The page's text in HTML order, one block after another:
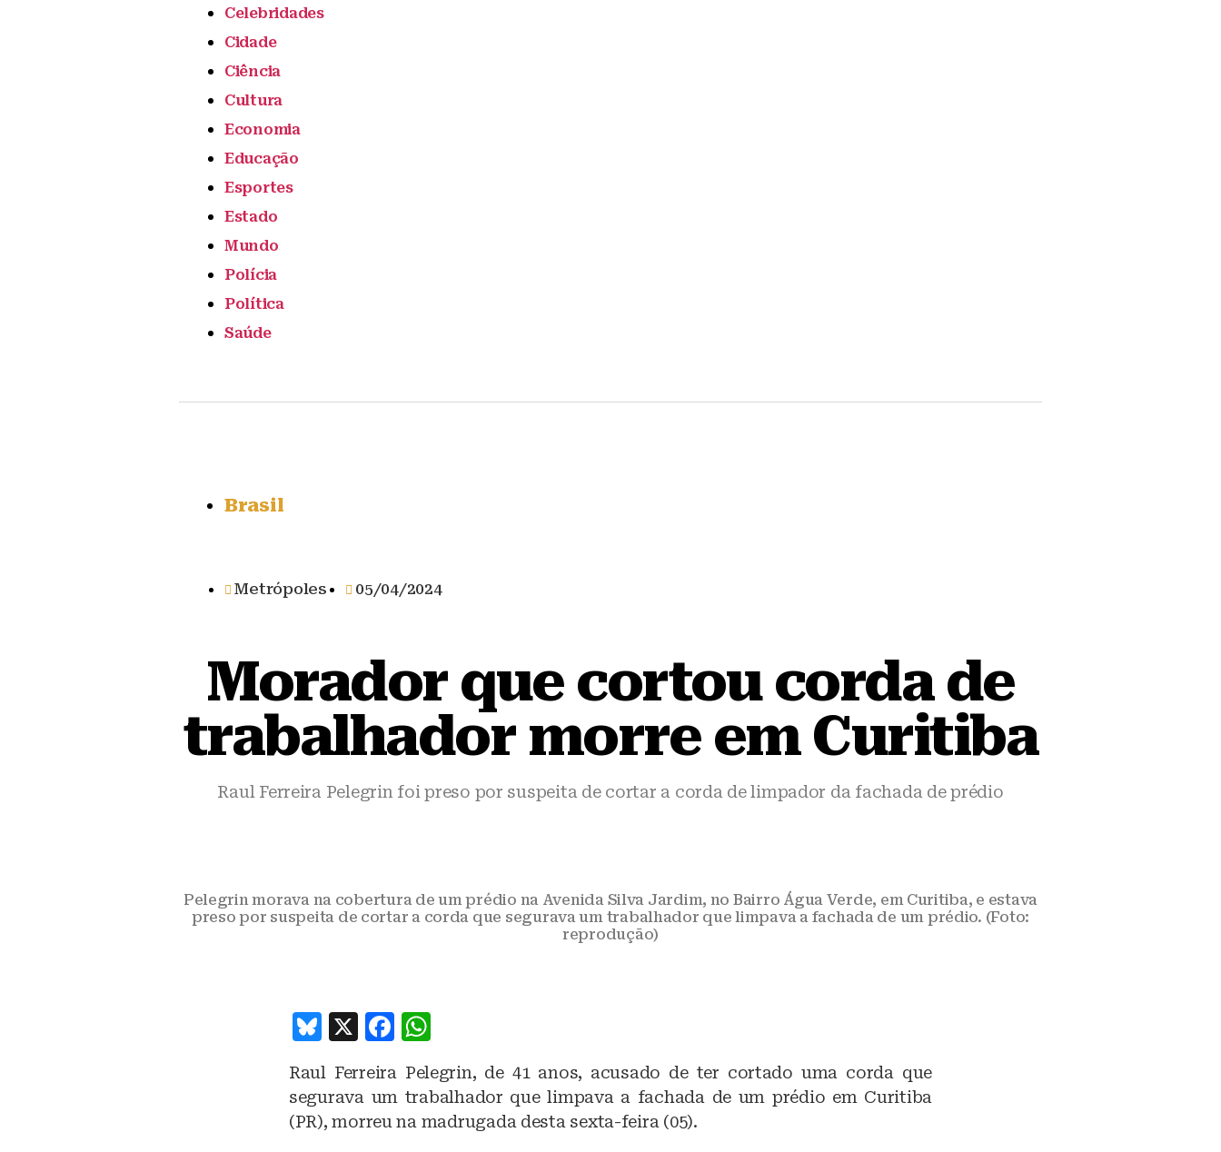
Celebridades
Cidade
Ciência
Cultura
Economia
Educação
Esportes
Estado
Mundo
Polícia
Política
Saúde
Brasil
Metrópoles 05/04/2024
Morador que cortou corda de
trabalhador morre em Curitiba
Raul Ferreira Pelegrin foi preso por suspeita de cortar a corda de limpador da fachada de prédio
Pelegrin morava na cobertura de um prédio na Avenida Silva Jardim, no Bairro Água Verde, em Curitiba, e estava
preso por suspeita de cortar a corda que segurava um trabalhador que limpava a fachada de um prédio. (Foto:
reprodução)
B
e
s
X
F
c
e
at
s
Raul Ferreira Pelegrin, de 41 anos, acusado de ter cortado uma corda que
segurava um trabalhador que limpava a fachada de um prédio em Curitiba
(PR), morreu na madrugada desta sexta-feira (05).